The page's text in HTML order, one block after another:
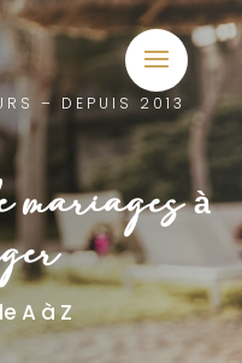
– DEPUIS 2013
mariages à
A à Z